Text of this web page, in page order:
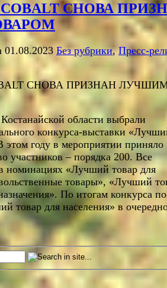
COBALT СНОВА
01.08.2023 Без рубрики,Пресс-
области выбрали
конкурса-выставки
этом году в мероприятии приняло
участников – порядка 200. Все
номинациях «Лучший товар для
товары», «Лучший
По итогам конкурса
товар для населения» в